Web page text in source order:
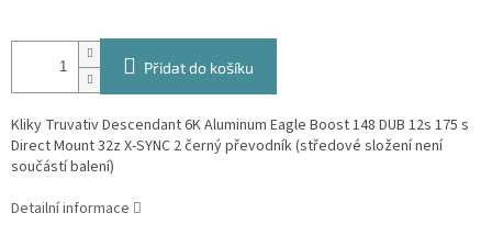
Přidat do košíku
Kliky Truvativ Descendant 6K Aluminum Eagle Boost 148 DUB 12s 175 s
Direct Mount 32z X-SYNC 2 černý převodník (středové složení není
součástí balení)
Detailní informace